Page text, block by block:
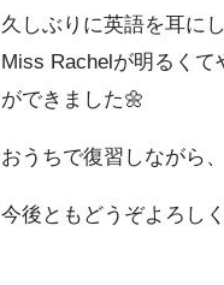
久しぶりに英語を耳に
Miss Rachelが明るく
ができました🌼
おうちで復習しながら
今後ともどうぞよろし